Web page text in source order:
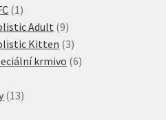
1 1
produkt
Adult 99
produktů
Kitten 33
produkty
krmivo 66
1313